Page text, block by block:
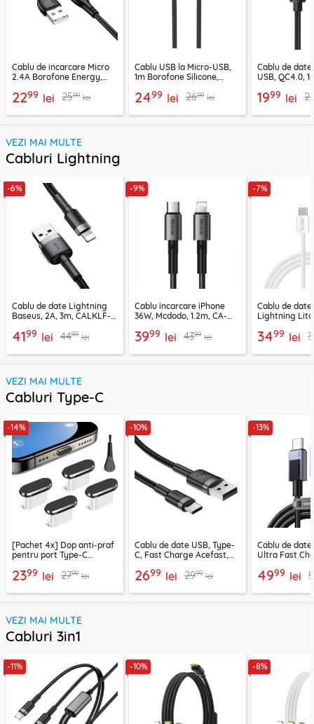
Cablu de incarcare Micro
2.4A Borofone Energy,
2299 lei 2599 lei
Cablu USB la Micro-USB,
1m Borofone Silicone,
2499 lei 2699 lei
Cablu de
USB, QC4.0,
1999 lei
VEZI MAI MULTE
Cabluri Lightning
-6%
Cablu de date Lightning
Baseus, 2A, 3m, CALKLF-
4199 lei 4499 lei
-9%
Cablu incarcare iPhone
36W, Mcdodo, 1.2m, CA-
3999 lei 4399 lei
-7%
Cablu de date
Lightning
3499 lei
VEZI MAI MULTE
Cabluri Type-C
-14%
[Pachet 4x] Dop anti-praf
pentru port Type-C
2399 lei 2799 lei
-10%
Cablu de date USB, Type-
C, Fast Charge Acefast,
2699 lei 2999 lei
-13%
Cablu de date
Ultra Fast
4999 lei
VEZI MAI MULTE
Cabluri 3in1
-11% -10% -8%